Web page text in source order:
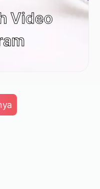
Video